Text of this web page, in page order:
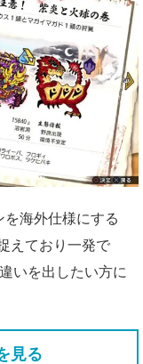
海外仕様にする
えており一発で
いを出したい方に
見る